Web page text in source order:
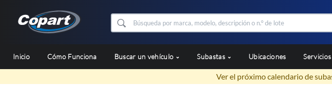
Inicio Cómo Funciona Buscar un vehículo Subastas Ubicaciones
Ver el próximo calendario de